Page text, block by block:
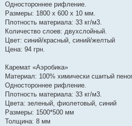
Одностороннее рифление.
Размеры: 1800 х 600 х 10 мм.
Плотность материала: 33 кг/м3.
Количество слоев: двухслойный.
Цвет: синий/красный, синий/желтый
Цена: 94 грн.
Каремат «Аэробика»
Материал: 100% химически сшитый
Одностороннее рифление.
Плотность материала: 33 кг/м3.
Цвета: зеленый, фиолетовый, синий
Размеры: 1500*500 мм
Толщина: 8 мм